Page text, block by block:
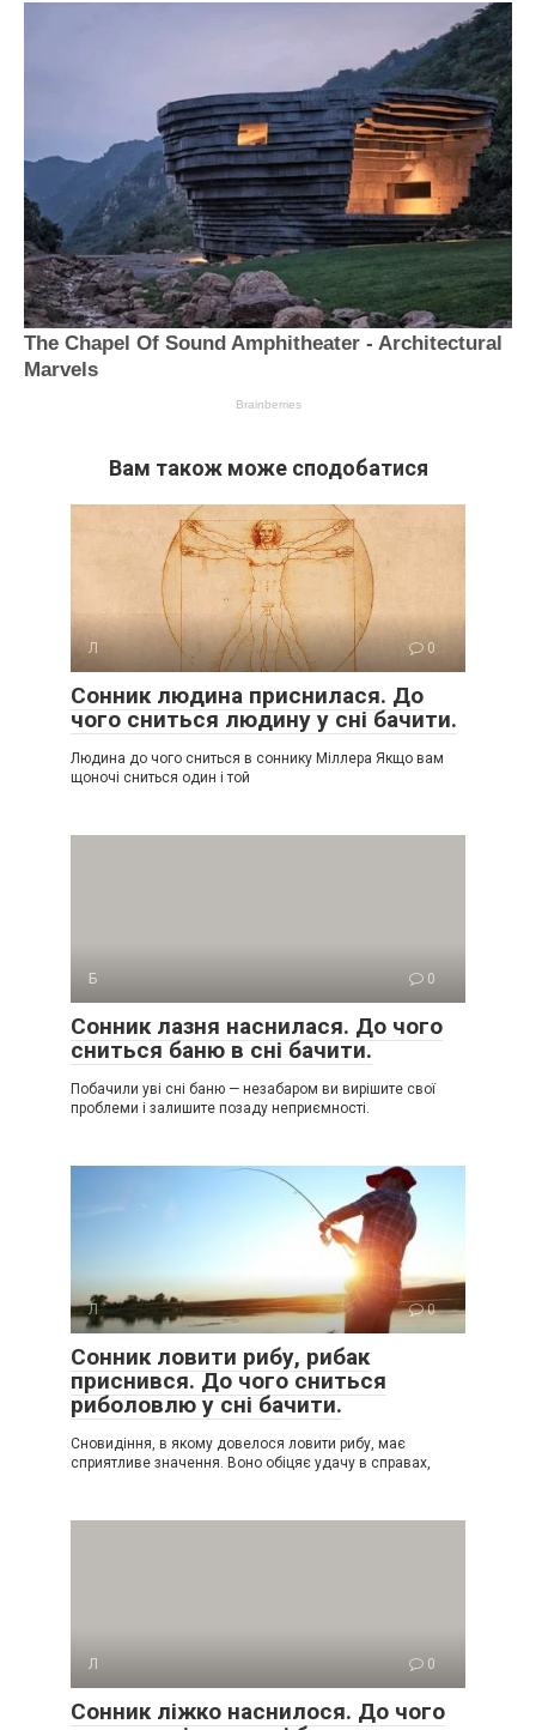
Вам також може сподобатися
Л 0
Сонник людина приснилася. До
чого сниться людину у сні бачити.
Людина до чого сниться в соннику Міллера Якщо вам
щоночі сниться один і той
Б 0
Сонник лазня наснилася. До чого
сниться баню в сні бачити.
Побачили уві сні баню — незабаром ви вирішите свої
проблеми і залишите позаду неприємності.
Л 0
Сонник ловити рибу, рибак
приснився. До чого сниться
риболовлю у сні бачити.
Сновидіння, в якому довелося ловити рибу, має
сприятливе значення. Воно обіцяє удачу в справах,
Л 0
Сонник ліжко наснилося. До чого